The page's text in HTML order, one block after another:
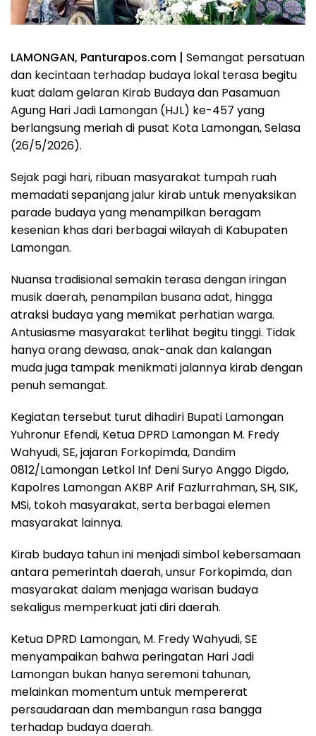
LAMONGAN, Panturapos.com | Semangat persatuan
dan kecintaan terhadap budaya lokal terasa begitu
kuat dalam gelaran Kirab Budaya dan Pasamuan
Agung Hari Jadi Lamongan (HJL) ke-457 yang
berlangsung meriah di pusat Kota Lamongan, Selasa
(26/5/2026).
Sejak pagi hari, ribuan masyarakat tumpah ruah
memadati sepanjang jalur kirab untuk menyaksikan
parade budaya yang menampilkan beragam
kesenian khas dari berbagai wilayah di Kabupaten
Lamongan.
Nuansa tradisional semakin terasa dengan iringan
musik daerah, penampilan busana adat, hingga
atraksi budaya yang memikat perhatian warga.
Antusiasme masyarakat terlihat begitu tinggi. Tidak
hanya orang dewasa, anak-anak dan kalangan
muda juga tampak menikmati jalannya kirab dengan
penuh semangat.
Kegiatan tersebut turut dihadiri Bupati Lamongan
Yuhronur Efendi, Ketua DPRD Lamongan M. Fredy
Wahyudi, SE, jajaran Forkopimda, Dandim
0812/Lamongan Letkol Inf Deni Suryo Anggo Digdo,
Kapolres Lamongan AKBP Arif Fazlurrahman, SH, SIK,
MSi, tokoh masyarakat, serta berbagai elemen
masyarakat lainnya.
Kirab budaya tahun ini menjadi simbol kebersamaan
antara pemerintah daerah, unsur Forkopimda, dan
masyarakat dalam menjaga warisan budaya
sekaligus memperkuat jati diri daerah.
Ketua DPRD Lamongan, M. Fredy Wahyudi, SE
menyampaikan bahwa peringatan Hari Jadi
Lamongan bukan hanya seremoni tahunan,
melainkan momentum untuk mempererat
persaudaraan dan membangun rasa bangga
terhadap budaya daerah.